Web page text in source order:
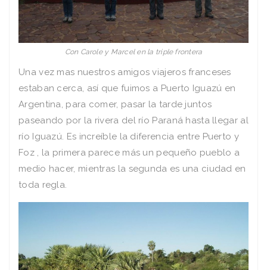
Con Carole y Marcel en la triple frontera
Una vez mas nuestros amigos viajeros franceses
estaban cerca, así que fuimos a Puerto Iguazú en
Argentina, para comer, pasar la tarde juntos
paseando por la rivera del río Paraná hasta llegar al
río Iguazú. Es increíble la diferencia entre Puerto y
Foz , la primera parece más un pequeño pueblo a
medio hacer, mientras la segunda es una ciudad en
toda regla.